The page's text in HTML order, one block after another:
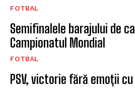
FOTBAL
Semifinalele barajului de
Campionatul Mondial
FOTBAL
PSV, victorie fără emoții cu